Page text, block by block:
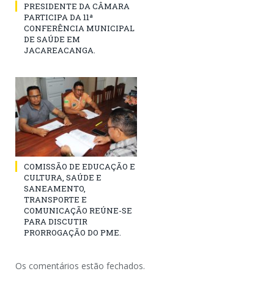
PRESIDENTE DA CÂMARA
PARTICIPA DA 11ª
CONFERÊNCIA MUNICIPAL
DE SAÚDE EM
JACAREACANGA.
COMISSÃO DE EDUCAÇÃO E
CULTURA, SAÚDE E
SANEAMENTO,
TRANSPORTE E
COMUNICAÇÃO REÚNE-SE
PARA DISCUTIR
PRORROGAÇÃO DO PME.
Os comentários estão fechados.